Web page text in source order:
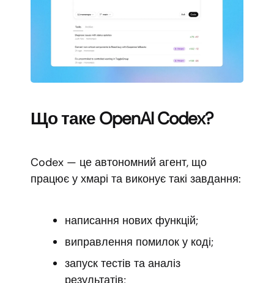
Що таке OpenAI Codex?
Codex — це автономний агент, що
працює у хмарі та виконує такі завдання:
написання нових функцій;
виправлення помилок у коді;
запуск тестів та аналіз
результатів;